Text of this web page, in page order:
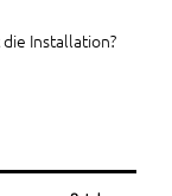
Installation?